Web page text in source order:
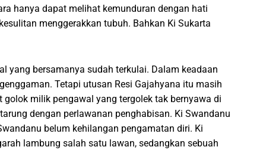
hanya dapat melihat kemunduran dengan hati
menggerakkan tubuh. Bahkan Ki Sukarta
yang bersamanya sudah terkulai. Dalam keadaan
Tetapi utusan Resi Gajahyana itu masih
milik pengawal yang tergolek tak bernyawa di
dengan perlawanan penghabisan. Ki Swandanu
belum kehilangan pengamatan diri. Ki
lambung salah satu lawan, sedangkan sebuah